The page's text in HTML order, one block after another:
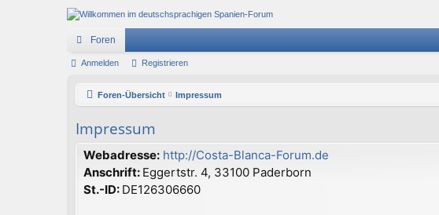
Foren
Anmelden Registrieren
Foren-Übersicht Impressum
Impressum
Webadresse: http://Costa-Blanca-Forum.de
Anschrift: Eggertstr. 4, 33100 Paderborn
St.-ID: DE126306660